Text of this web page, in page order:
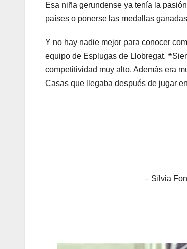
Esa niña gerundense ya tenía la
países o ponerse las medallas
Y no hay nadie mejor para conocer
equipo de Esplugas de Llobregat.
competitividad muy alto. Además era
Casas que llegaba después de jugar
– Sílvia